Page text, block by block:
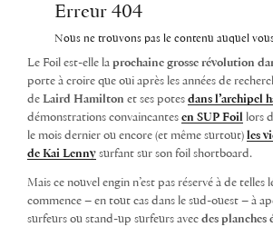
Le Foil est-elle la prochaine grosse révolution
porte à croire que oui après les années de
de Laird Hamilton et ses potes dans l’archipel
démonstrations convaincantes en SUP Foil lors
le mois dernier ou encore (et même surtout) les
de Kai Lenny surfant sur son foil shortboard.
Mais ce nouvel engin n’est pas réservé à de telles
commence – en tout cas dans le sud-ouest – à
surfeurs ou stand-up surfeurs avec des planches